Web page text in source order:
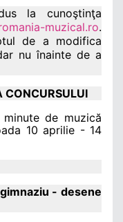
la cunoştinţa
muzical.ro.
de a modifica
nu înainte de a
CONCURSULUI
de muzică
10 aprilie - 14
- desene